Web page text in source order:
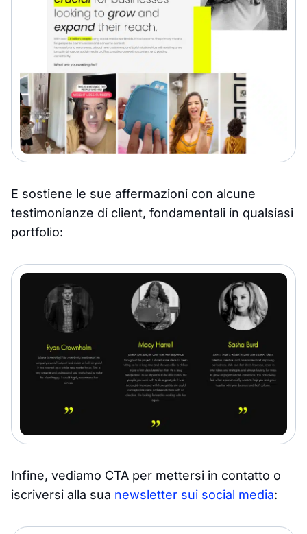
E sostiene le sue affermazioni con alcune
testimonianze di client, fondamentali in qualsiasi
portfolio:
Infine, vediamo CTA per mettersi in contatto o
iscriversi alla sua newsletter sui social media: